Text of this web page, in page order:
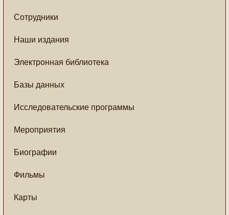
Сотрудники
Наши издания
Электронная библиотека
Базы данных
Исследовательские программы
Мероприятия
Биографии
Фильмы
Карты